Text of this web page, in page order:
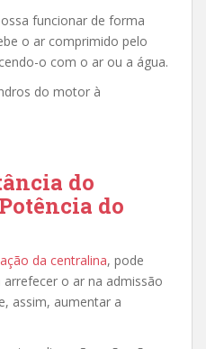
funcionar de forma
o ar comprimido pelo
o com o ar ou a água.
do motor à
do
do
da centralina, pode
o ar na admissão
assim, aumentar a